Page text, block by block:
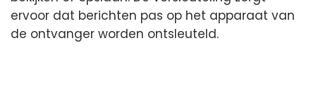
ervoor dat berichten pas op het apparaat van
de ontvanger worden ontsleuteld.